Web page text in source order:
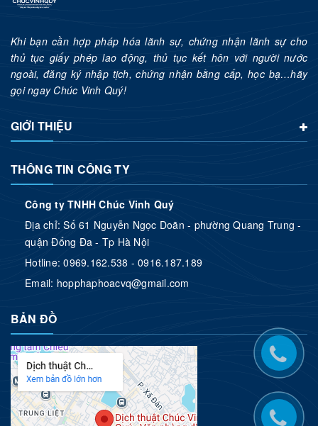
Khi bạn cần hợp pháp hóa lãnh sự, chứng nhận lãnh sự cho
thủ tục giấy phép lao động, thủ tục kết hôn với người nước
ngoài, đăng ký nhập tịch, chứng nhận bằng cấp, học bạ…hãy
gọi ngay Chúc Vinh Quý!
GIỚI THIỆU
THÔNG TIN CÔNG TY
Công ty TNHH Chúc Vinh Quý
Địa chỉ: Số 61 Nguyễn Ngọc Doãn - phường Quang Trung -
quận Đống Đa - Tp Hà Nội
Hotline:0969.162.538 - 0916.187.189
Email: hopphaphoacvq@gmail.com
BẢN ĐỒ